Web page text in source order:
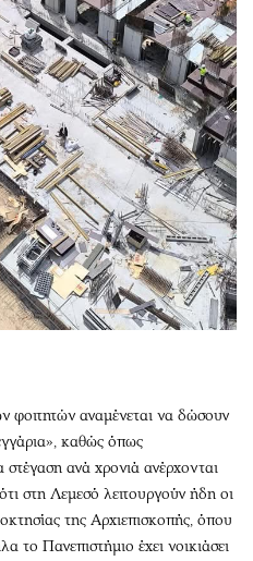
φοιτητών αναμένεται να δώσουν
καθώς όπως
στέγαση ανά χρονιά ανέρχονται
στη Λεμεσό λειτουργούν ήδη οι
της Αρχιεπισκοπής, όπου
το Πανεπιστήμιο έχει νοικιάσει